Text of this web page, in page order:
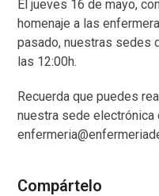
El jueves 16 de mayo,
homenaje a las
pasado, nuestras sedes
las 12:00h.
Recuerda que puedes
nuestra sede electrónica
Compártelo